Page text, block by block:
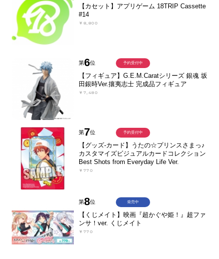
【カセット】アプリゲーム 18TRIP Cassette
#14
￥8,800
第6位
【フィギュア】G.E.M.Caratシリーズ 銀魂 坂
田銀時Ver.攘夷志士 完成品フィギュア
￥7,480
予約受付中
第7位
【グッズ-カード】うたの☆プリンスさまっ♪
カスタマイズビジュアルカードコレクション
Best Shots from Everyday Life Ver.
￥770
予約受付中
第8位
【くじメイト】映画『超かぐや姫！』超ファ
ンサ！ver. くじメイト
￥770
発売中